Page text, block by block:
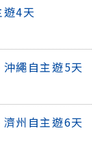
遊4天
沖繩自主遊5天
濟州自主遊6天